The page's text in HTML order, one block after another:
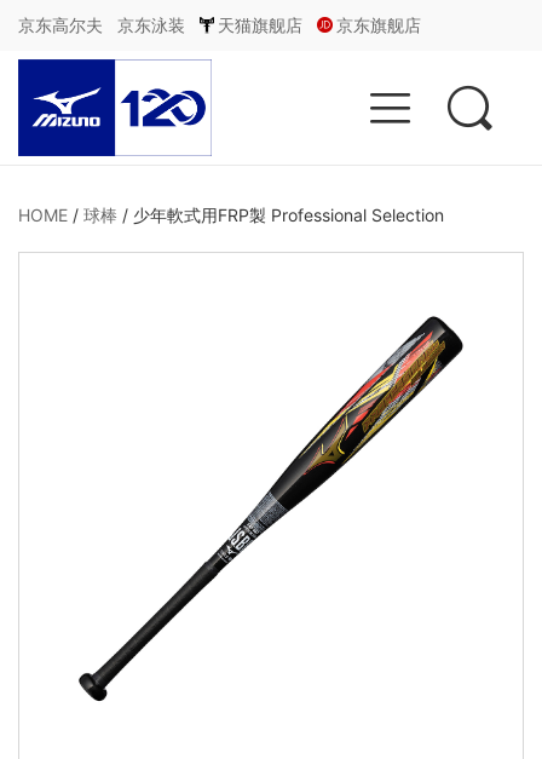
京东高尔夫 京东泳装 天猫旗舰店 京东旗舰店
 
HOME / 球棒 / 少年軟式用FRP製 Professional Selection